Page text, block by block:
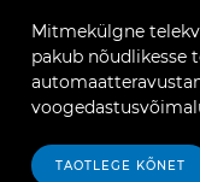
Mitmekülgne
pakub nõudlikesse
TAOTLEGE KÕNET